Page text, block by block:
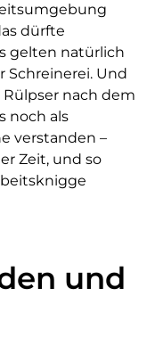
dürfte
gelten natürlich
Schreinerei. Und
nach dem
noch als
verstanden –
Zeit, und so
und